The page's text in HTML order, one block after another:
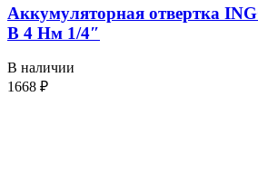
Аккумуляторная отвертка
В 4 Нм 1/4″
В наличии
1668 ₽